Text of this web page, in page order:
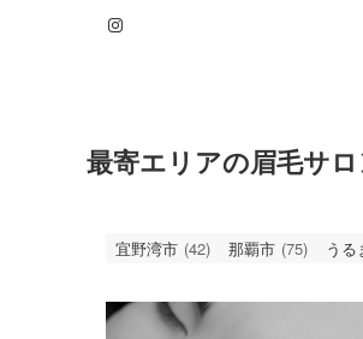
Instagram
最寄エリアの眉毛サ
宜野湾市 (42) 那覇市 (75) うる